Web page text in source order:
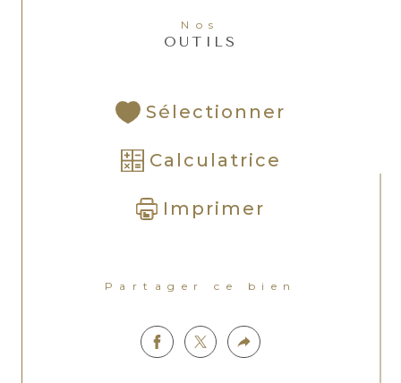
Nos
OUTILS
Sélectionner
Calculatrice
Imprimer
Partager ce bien